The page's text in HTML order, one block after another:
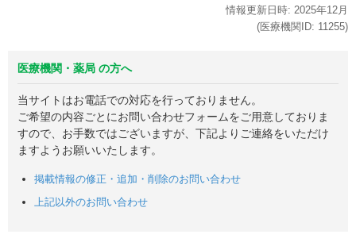
情報更新日時: 2025年12月
(医療機関ID: 11255)
医療機関・薬局 の方へ
当サイトはお電話での対応を行っておりません。
ご希望の内容ごとにお問い合わせフォームをご用意しておりま
すので、お手数ではございますが、下記よりご連絡をいただけ
ますようお願いいたします。
掲載情報の修正・追加・削除のお問い合わせ
上記以外のお問い合わせ